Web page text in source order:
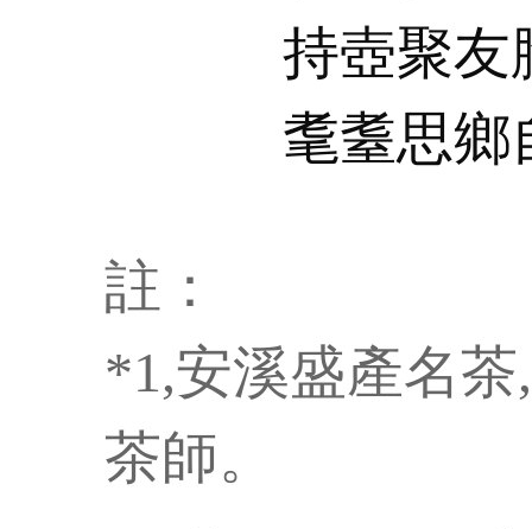
持壺聚友
耄耋思鄉
註：
*1,安溪盛產名
茶師。